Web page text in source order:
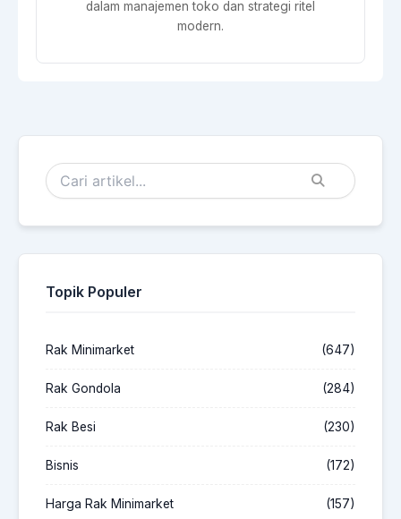
dalam manajemen toko dan strategi ritel
modern.
Topik Populer
Rak Minimarket (647)
Rak Gondola (284)
Rak Besi (230)
Bisnis (172)
Harga Rak Minimarket (157)